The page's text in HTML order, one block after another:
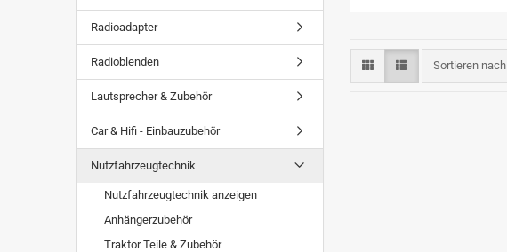
Sortieren nach
Radioadapter
Radioblenden
Lautsprecher & Zubehör
Car & Hifi - Einbauzubehör
Nutzfahrzeugtechnik
Nutzfahrzeugtechnik anzeigen
Anhängerzubehör
Traktor Teile & Zubehör